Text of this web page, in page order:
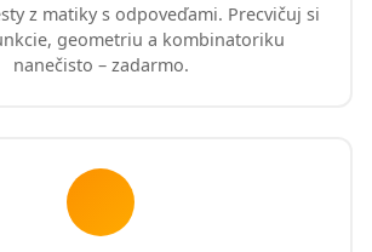
z matiky s odpoveďami. Precvičuj si
geometriu a kombinatoriku
nanečisto – zadarmo.